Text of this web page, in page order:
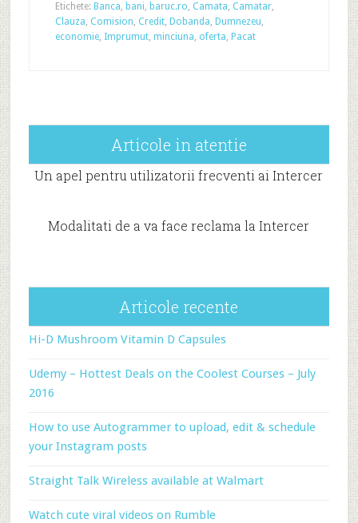
Etichete: Banca, bani, baruc.ro, Camata, Camatar,
Clauza, Comision, Credit, Dobanda, Dumnezeu,
economie, Imprumut, minciuna, oferta, Pacat
Articole in atentie
Un apel pentru utilizatorii frecventi ai Intercer
Modalitati de a va face reclama la Intercer
Articole recente
Hi-D Mushroom Vitamin D Capsules
Udemy – Hottest Deals on the Coolest Courses – July
2016
How to use Autogrammer to upload, edit & schedule
your Instagram posts
Straight Talk Wireless available at Walmart
Watch cute viral videos on Rumble